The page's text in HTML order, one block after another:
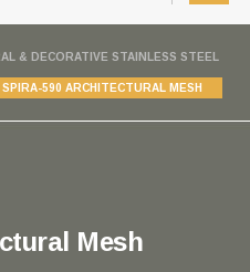
& DECORATIVE STAINLESS STEEL
SPIRA-590 ARCHITECTURAL MESH
Mesh